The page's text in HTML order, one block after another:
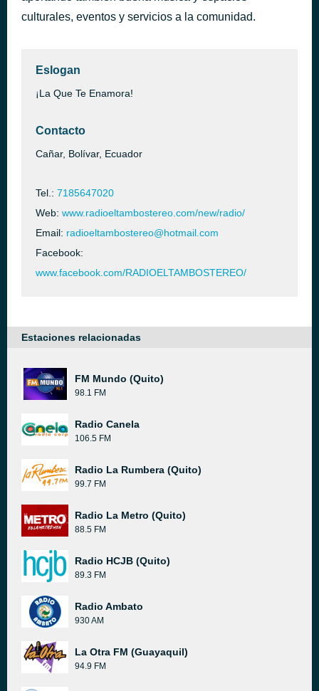
culturales, eventos y servicios a la comunidad.
Eslogan
¡La Que Te Enamora!
Contacto
Cañar, Bolívar, Ecuador
Tel.: 7185647020
Web: www.radioeltambostereo.com/new/radio/
Email: radioeltambostereo@hotmail.com
Facebook:
www.facebook.com/RADIOELTAMBOSTEREO/
Estaciones relacionadas
FM Mundo (Quito)
98.1 FM
Radio Canela
106.5 FM
Radio La Rumbera (Quito)
99.7 FM
Radio La Metro (Quito)
88.5 FM
Radio HCJB (Quito)
89.3 FM
Radio Ambato
930 AM
La Otra FM (Guayaquil)
94.9 FM